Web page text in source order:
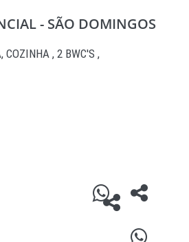
- SÃO DOMINGOS
COZINHA , 2 BWC'S ,